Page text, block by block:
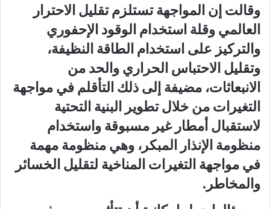
وقالت إن المواجهة تستلزم تقليل الاحترار
العالمي وقلة استخدام الوقود الإحفوري
والتركيز على استخدام الطاقة النظيفة،
وتقليل الاحتباس الحراري والحد من
الانبعاثات، مضيفة إلى ذلك التأقلم في مواجهة
التغيرات من خلال تطوير البنية التحتية
لاستقبال أمطار غير مسبوقة واستخدام
منظومة الإنذار المبكر، وهي منظومة مهمة
في مواجهة التغيرات المناخية لتقليل الخسائر
والمخاطر.